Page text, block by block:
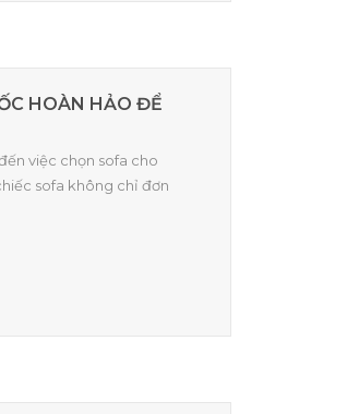
HOÀN HẢO ĐỂ
việc chọn sofa cho
sofa không chỉ đơn